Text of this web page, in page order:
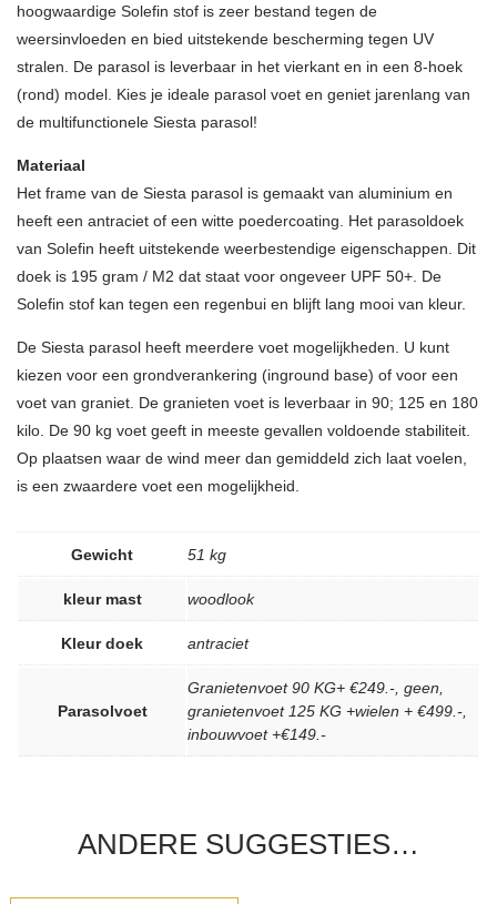
hoogwaardige Solefin stof is zeer bestand tegen de
weersinvloeden en bied uitstekende bescherming tegen UV
stralen. De parasol is leverbaar in het vierkant en in een 8-hoek
(rond) model. Kies je ideale parasol voet en geniet jarenlang van
de multifunctionele Siesta parasol!
Materiaal
Het frame van de Siesta parasol is gemaakt van aluminium en
heeft een antraciet of een witte poedercoating. Het parasoldoek
van Solefin heeft uitstekende weerbestendige eigenschappen. Dit
doek is 195 gram / M2 dat staat voor ongeveer UPF 50+. De
Solefin stof kan tegen een regenbui en blijft lang mooi van kleur.
De Siesta parasol heeft meerdere voet mogelijkheden. U kunt
kiezen voor een grondverankering (inground base) of voor een
voet van graniet. De granieten voet is leverbaar in 90; 125 en 180
kilo. De 90 kg voet geeft in meeste gevallen voldoende stabiliteit.
Op plaatsen waar de wind meer dan gemiddeld zich laat voelen,
is een zwaardere voet een mogelijkheid.
Gewicht 51 kg
kleur mast woodlook
Kleur doek antraciet
Parasolvoet
Granietenvoet 90 KG+ €249.-, geen,
granietenvoet 125 KG +wielen + €499.-,
inbouwvoet +€149.-
ANDERE SUGGESTIES…